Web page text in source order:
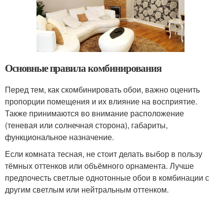
Основные правила комбинирования
Перед тем, как скомбинировать обои, важно оценить
пропорции помещения и их влияние на восприятие.
Также принимаются во внимание расположение
(теневая или солнечная сторона), габариты,
функциональное назначение.
Если комната тесная, не стоит делать выбор в пользу
тёмных оттенков или объёмного орнамента. Лучше
предпочесть светлые однотонные обои в комбинации с
другим светлым или нейтральным оттенком.